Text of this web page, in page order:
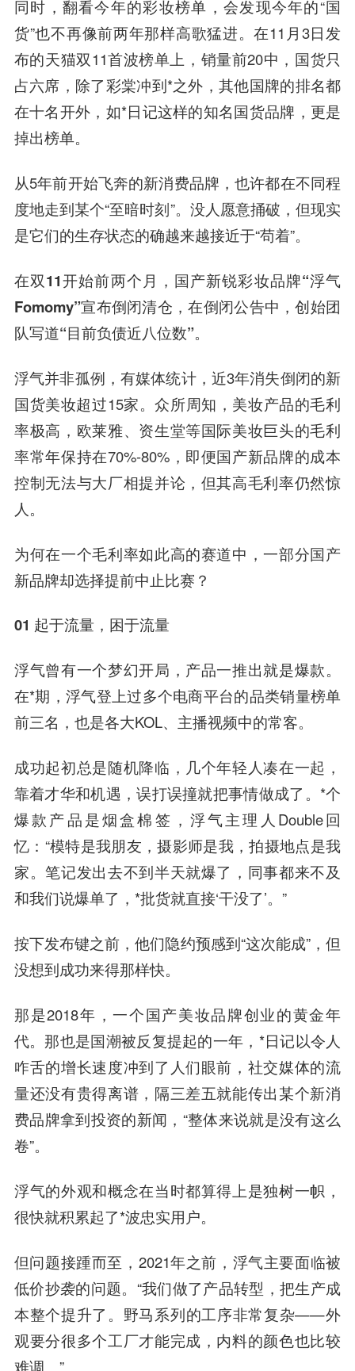
同时，翻看今年的彩妆榜单，会发现今年的“国
货”也不再像前两年那样高歌猛进。在11月3日发
布的天猫双11首波榜单上，销量前20中，国货只
占六席，除了彩棠冲到*之外，其他国牌的排名都
在十名开外，如*日记这样的知名国货品牌，更是
掉出榜单。
从5年前开始飞奔的新消费品牌，也许都在不同程
度地走到某个“至暗时刻”。没人愿意捅破，但现实
是它们的生存状态的确越来越接近于“苟着”。
在双11开始前两个月，国产新锐彩妆品牌“浮气
Fomomy”宣布倒闭清仓，在倒闭公告中，创始团
队写道“目前负债近八位数”。
浮气并非孤例，有媒体统计，近3年消失倒闭的新
国货美妆超过15家。众所周知，美妆产品的毛利
率极高，欧莱雅、资生堂等国际美妆巨头的毛利
率常年保持在70%-80%，即便国产新品牌的成本
控制无法与大厂相提并论，但其高毛利率仍然惊
人。
为何在一个毛利率如此高的赛道中，一部分国产
新品牌却选择提前中止比赛？
01 起于流量，困于流量
浮气曾有一个梦幻开局，产品一推出就是爆款。
在*期，浮气登上过多个电商平台的品类销量榜单
前三名，也是各大KOL、主播视频中的常客。
成功起初总是随机降临，几个年轻人凑在一起，
靠着才华和机遇，误打误撞就把事情做成了。*个
爆款产品是烟盒棉签，浮气主理人Double回
忆：“模特是我朋友，摄影师是我，拍摄地点是我
家。笔记发出去不到半天就爆了，同事都来不及
和我们说爆单了，*批货就直接‘干没了’。”
按下发布键之前，他们隐约预感到“这次能成”，但
没想到成功来得那样快。
那是2018年，一个国产美妆品牌创业的黄金年
代。那也是国潮被反复提起的一年，*日记以令人
咋舌的增长速度冲到了人们眼前，社交媒体的流
量还没有贵得离谱，隔三差五就能传出某个新消
费品牌拿到投资的新闻，“整体来说就是没有这么
卷”。
浮气的外观和概念在当时都算得上是独树一帜，
很快就积累起了*波忠实用户。
但问题接踵而至，2021年之前，浮气主要面临被
低价抄袭的问题。“我们做了产品转型，把生产成
本整个提升了。野马系列的工序非常复杂——外
观要分很多个工厂才能完成，内料的颜色也比较
难调。”